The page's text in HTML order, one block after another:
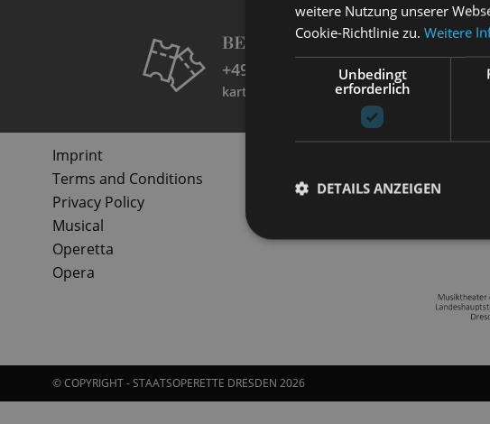
BESUCHERSERVICE
+49 351 32042 222
karten@staatsoperette.de
Imprint
Terms and Conditions
Privacy Policy
Musical
Operetta
Opera
© COPYRIGHT - STAATSOPERETTE DRESDEN 2026
weitere Nutzung unserer
Cookie-Richtlinie zu. Weitere
Unbedingt
erforderlich
DETAILS ANZEIGEN